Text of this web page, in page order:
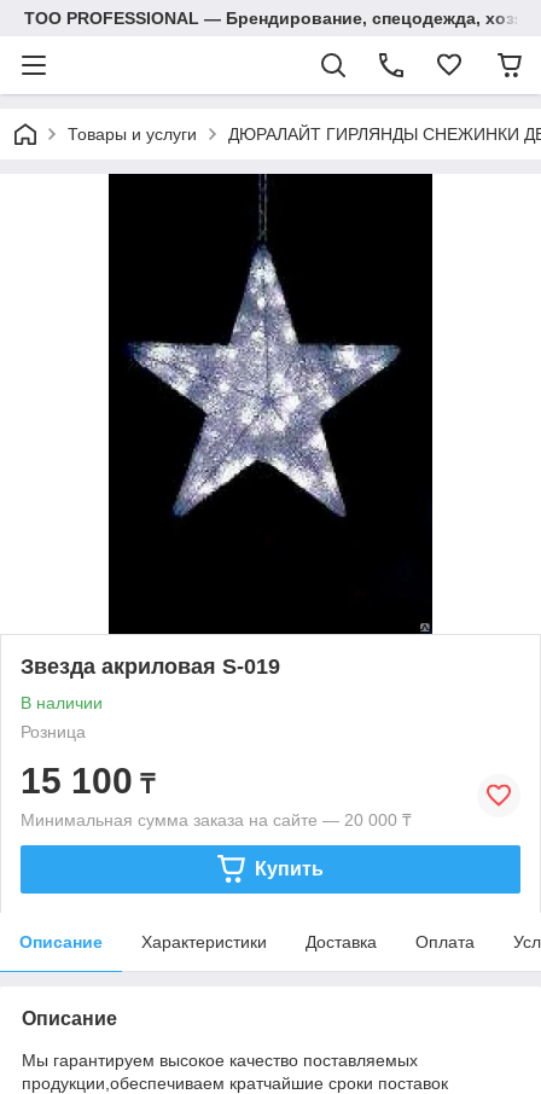
ТОО PROFESSIONAL — Брендирование, спецодежда,
Товары и услуги ДЮРАЛАЙТ ГИРЛЯНДЫ СНЕЖИНКИ
Звезда акриловая S-019
В наличии
Розница
15 100 ₸
Минимальная сумма заказа на сайте — 20 000 ₸
Купить
Описание Характеристики Доставка Оплата
Описание
Мы гарантируем высокое качество поставляемых
продукции,обеспечиваем кратчайшие сроки поставок